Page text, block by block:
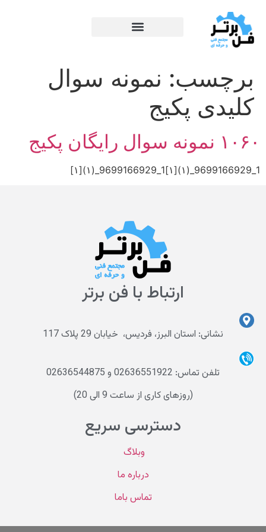
برچسب: نمونه سوال
کلیدی پکیج
۱۰۶۰ نمونه سوال رایگان پکیج
1_9699166929_(۱)[۱]1_9699166929_(۱)[۱]
ارتباط با فن برتر
نشانی: استان البرز، فردیس، خیابان 29 پلاک 117
تلفن تماس: 02636551922 و 02636544875
(روزهای کاری از ساعت 9 الی 20)
دسترسی سریع
وبلاگ
درباره ما
تماس باما